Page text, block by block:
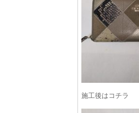
施工後はコチラ